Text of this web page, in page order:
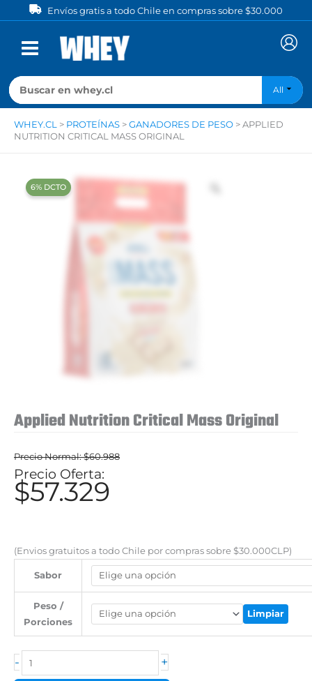
al
contenido
Envíos gratis a todo Chile en compras sobre $30.000
All
WHEY.CL > PROTEÍNAS > GANADORES DE PESO > APPLIED
NUTRITION CRITICAL MASS ORIGINAL
‍6% DCTO‍‍
Applied Nutrition Critical Mass Original
$60.988
El
precio
era:
$60.988.
$57.329
es:
$57.329.
(Envios gratuitos a todo Chile por compras sobre $30.000CLP)
Sabor
Peso /
Porciones
Limpiar
- +